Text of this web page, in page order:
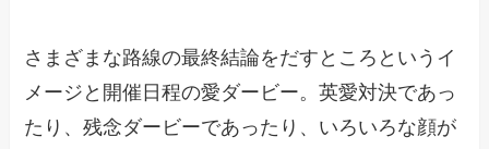
さまざまな路線の最終結論をだすところというイ
メージと開催日程の愛ダービー。英愛対決であっ
たり、残念ダービーであったり、いろいろな顔が